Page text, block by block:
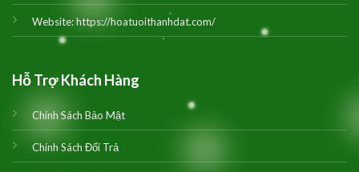
Website:https://hoatuoithanhdat.com/
Hỗ Trợ Khách Hàng
Chính Sách Bảo Mật
Chính Sách Đổi Trả